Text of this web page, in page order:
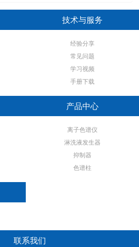
技术与服务
经验分享
常见问题
学习视频
手册下载
产品中心
离子色谱仪
淋洗液发生器
抑制器
色谱柱
联系我们